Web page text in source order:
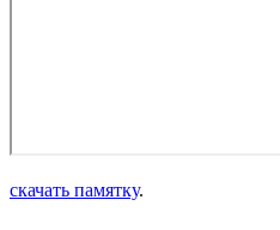
скачать памятку.